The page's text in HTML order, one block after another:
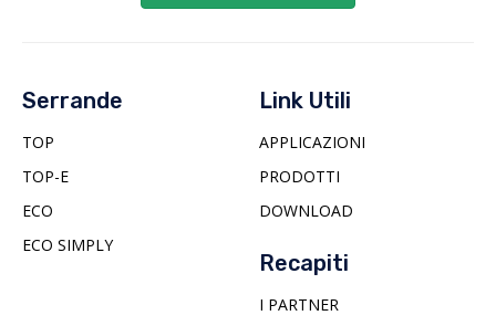
Serrande
TOP
TOP-E
ECO
ECO SIMPLY
Link Utili
APPLICAZIONI
PRODOTTI
DOWNLOAD
Recapiti
I PARTNER